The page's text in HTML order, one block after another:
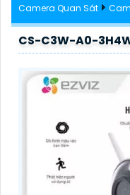
Camera Quan Sát
CS-C3W-A0-